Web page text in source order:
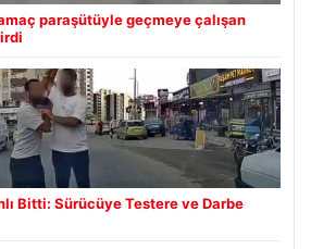
paraşütüyle geçmeye çalışan
Bitti: Sürücüye Testere ve Darbe